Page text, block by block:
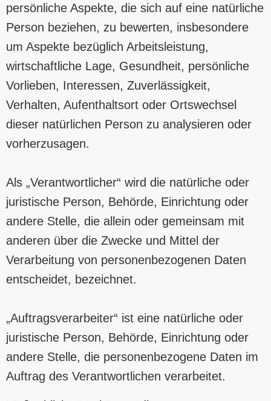
persönliche Aspekte, die sich auf eine natürliche
Person beziehen, zu bewerten, insbesondere
um Aspekte bezüglich Arbeitsleistung,
wirtschaftliche Lage, Gesundheit, persönliche
Vorlieben, Interessen, Zuverlässigkeit,
Verhalten, Aufenthaltsort oder Ortswechsel
dieser natürlichen Person zu analysieren oder
vorherzusagen.
Als „Verantwortlicher“ wird die natürliche oder
juristische Person, Behörde, Einrichtung oder
andere Stelle, die allein oder gemeinsam mit
anderen über die Zwecke und Mittel der
Verarbeitung von personenbezogenen Daten
entscheidet, bezeichnet.
„Auftragsverarbeiter“ ist eine natürliche oder
juristische Person, Behörde, Einrichtung oder
andere Stelle, die personenbezogene Daten im
Auftrag des Verantwortlichen verarbeitet.